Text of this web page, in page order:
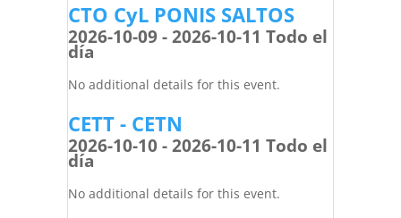
CTO CyL PONIS SALTOS
2026-10-09 - 2026-10-11 Todo el
día
No additional details for this event.
CETT - CETN
2026-10-10 - 2026-10-11 Todo el
día
No additional details for this event.